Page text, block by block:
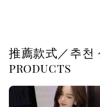
推薦款式／추
products